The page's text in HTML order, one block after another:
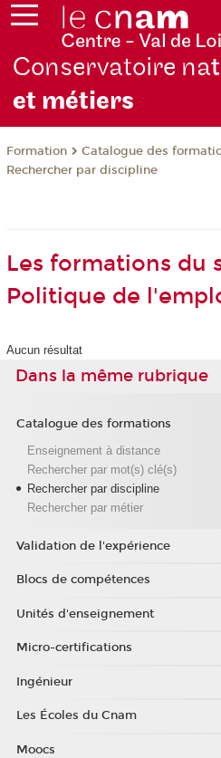
Conservatoire na
et métiers
Formation
Catalogue des
Rechercher par discipline
Les formations du
Politique de
Aucun résultat
Dans la même rubrique
Catalogue des formations
Enseignement à distance
Rechercher par mot(s) clé(s)
Rechercher par discipline
Rechercher par métier
Validation de l'expérience
Blocs de compétences
Unités d'enseignement
Micro-certifications
Ingénieur
Les Écoles du Cnam
Moocs